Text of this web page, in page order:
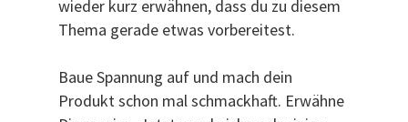
wieder kurz erwähnen, dass du zu diesem
Thema gerade etwas vorbereitest.
Baue Spannung auf und mach dein
Produkt schon mal schmackhaft. Erwähne